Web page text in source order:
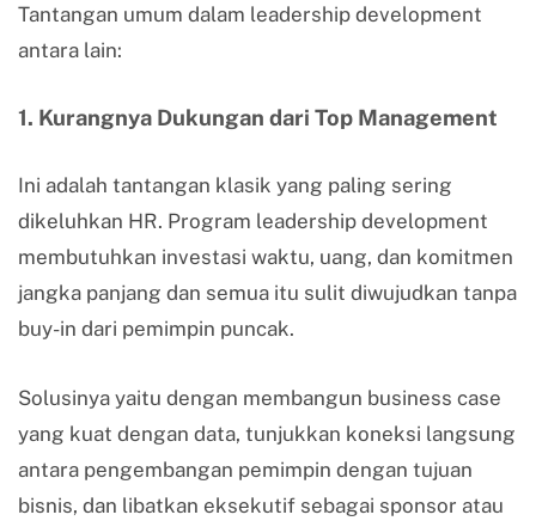
Tantangan umum dalam leadership development
antara lain:
1. Kurangnya Dukungan dari Top Management
Ini adalah tantangan klasik yang paling sering
dikeluhkan HR. Program leadership development
membutuhkan investasi waktu, uang, dan komitmen
jangka panjang dan semua itu sulit diwujudkan tanpa
buy-in dari pemimpin puncak.
Solusinya yaitu dengan membangun business case
yang kuat dengan data, tunjukkan koneksi langsung
antara pengembangan pemimpin dengan tujuan
bisnis, dan libatkan eksekutif sebagai sponsor atau